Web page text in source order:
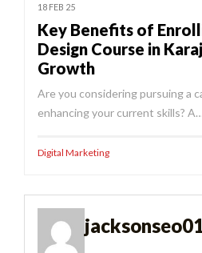
18 FEB 25
Key Benefits of
Design Course in
Growth
Are you considering pursuing a
enhancing your current skills?
Digital Marketing